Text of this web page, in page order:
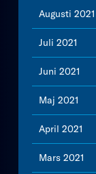
Augusti 2021
Juli 2021
Juni 2021
Maj 2021
April 2021
Mars 2021